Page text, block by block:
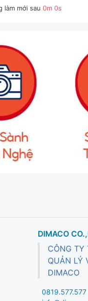
làm mới sau 0m 0s
DIMACO
CÔNG TY
QUẢN LÝ
DIMACO
0819.577.577